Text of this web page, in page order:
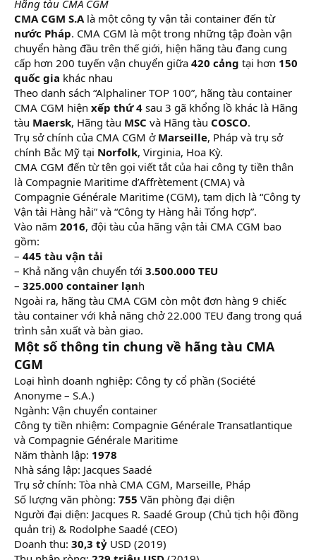
Hãng tàu CMA CGM
CMA CGM S.Alà một công ty vận tải container đến từ
nước Pháp. CMA CGM là một trong những tập đoàn vận
chuyển hàng đầu trên thế giới, hiện hãng tàu đang cung
cấp hơn 200 tuyến vận chuyển giữa 420 cảng tại hơn 150
quốc gia khác nhau
Theo danh sách “Alphaliner TOP 100”, hãng tàu container
CMA CGM hiện xếp thứ 4 sau 3 gã khổng lồ khác là Hãng
tàu Maersk, Hãng tàu MSC và Hãng tàu COSCO.
Trụ sở chính của CMA CGM ở Marseille, Pháp và trụ sở
chính Bắc Mỹ tại Norfolk, Virginia, Hoa Kỳ.
CMA CGM đến từ tên gọi viết tắt của hai công ty tiền thân
là Compagnie Maritime d’Affrètement (CMA) và
Compagnie Générale Maritime (CGM), tạm dịch là “Công ty
Vận tải Hàng hải” và “Công ty Hàng hải Tổng hợp”.
Vào năm 2016, đội tàu của hãng vận tải CMA CGM bao
gồm:
– 445 tàu vận tải
– Khả năng vận chuyển tới 3.500.000 TEU
– 325.000 container lạnh
Ngoài ra, hãng tàu CMA CGM còn một đơn hàng 9 chiếc
tàu container với khả năng chở 22.000 TEU đang trong quá
trình sản xuất và bàn giao.
Một số thông tin chung về hãng tàu CMA
CGM
Loại hình doanh nghiệp: Công ty cổ phần (Société
Anonyme – S.A.)
Ngành: Vận chuyển container
Công ty tiền nhiệm: Compagnie Générale Transatlantique
và Compagnie Générale Maritime
Năm thành lập: 1978
Nhà sáng lập: Jacques Saadé
Trụ sở chính: Tòa nhà CMA CGM, Marseille, Pháp
Số lượng văn phòng: 755 Văn phòng đại diện
Người đại diện: Jacques R. Saadé Group (Chủ tịch hội đồng
quản trị) & Rodolphe Saadé (CEO)
Doanh thu: 30,3 tỷ USD (2019)